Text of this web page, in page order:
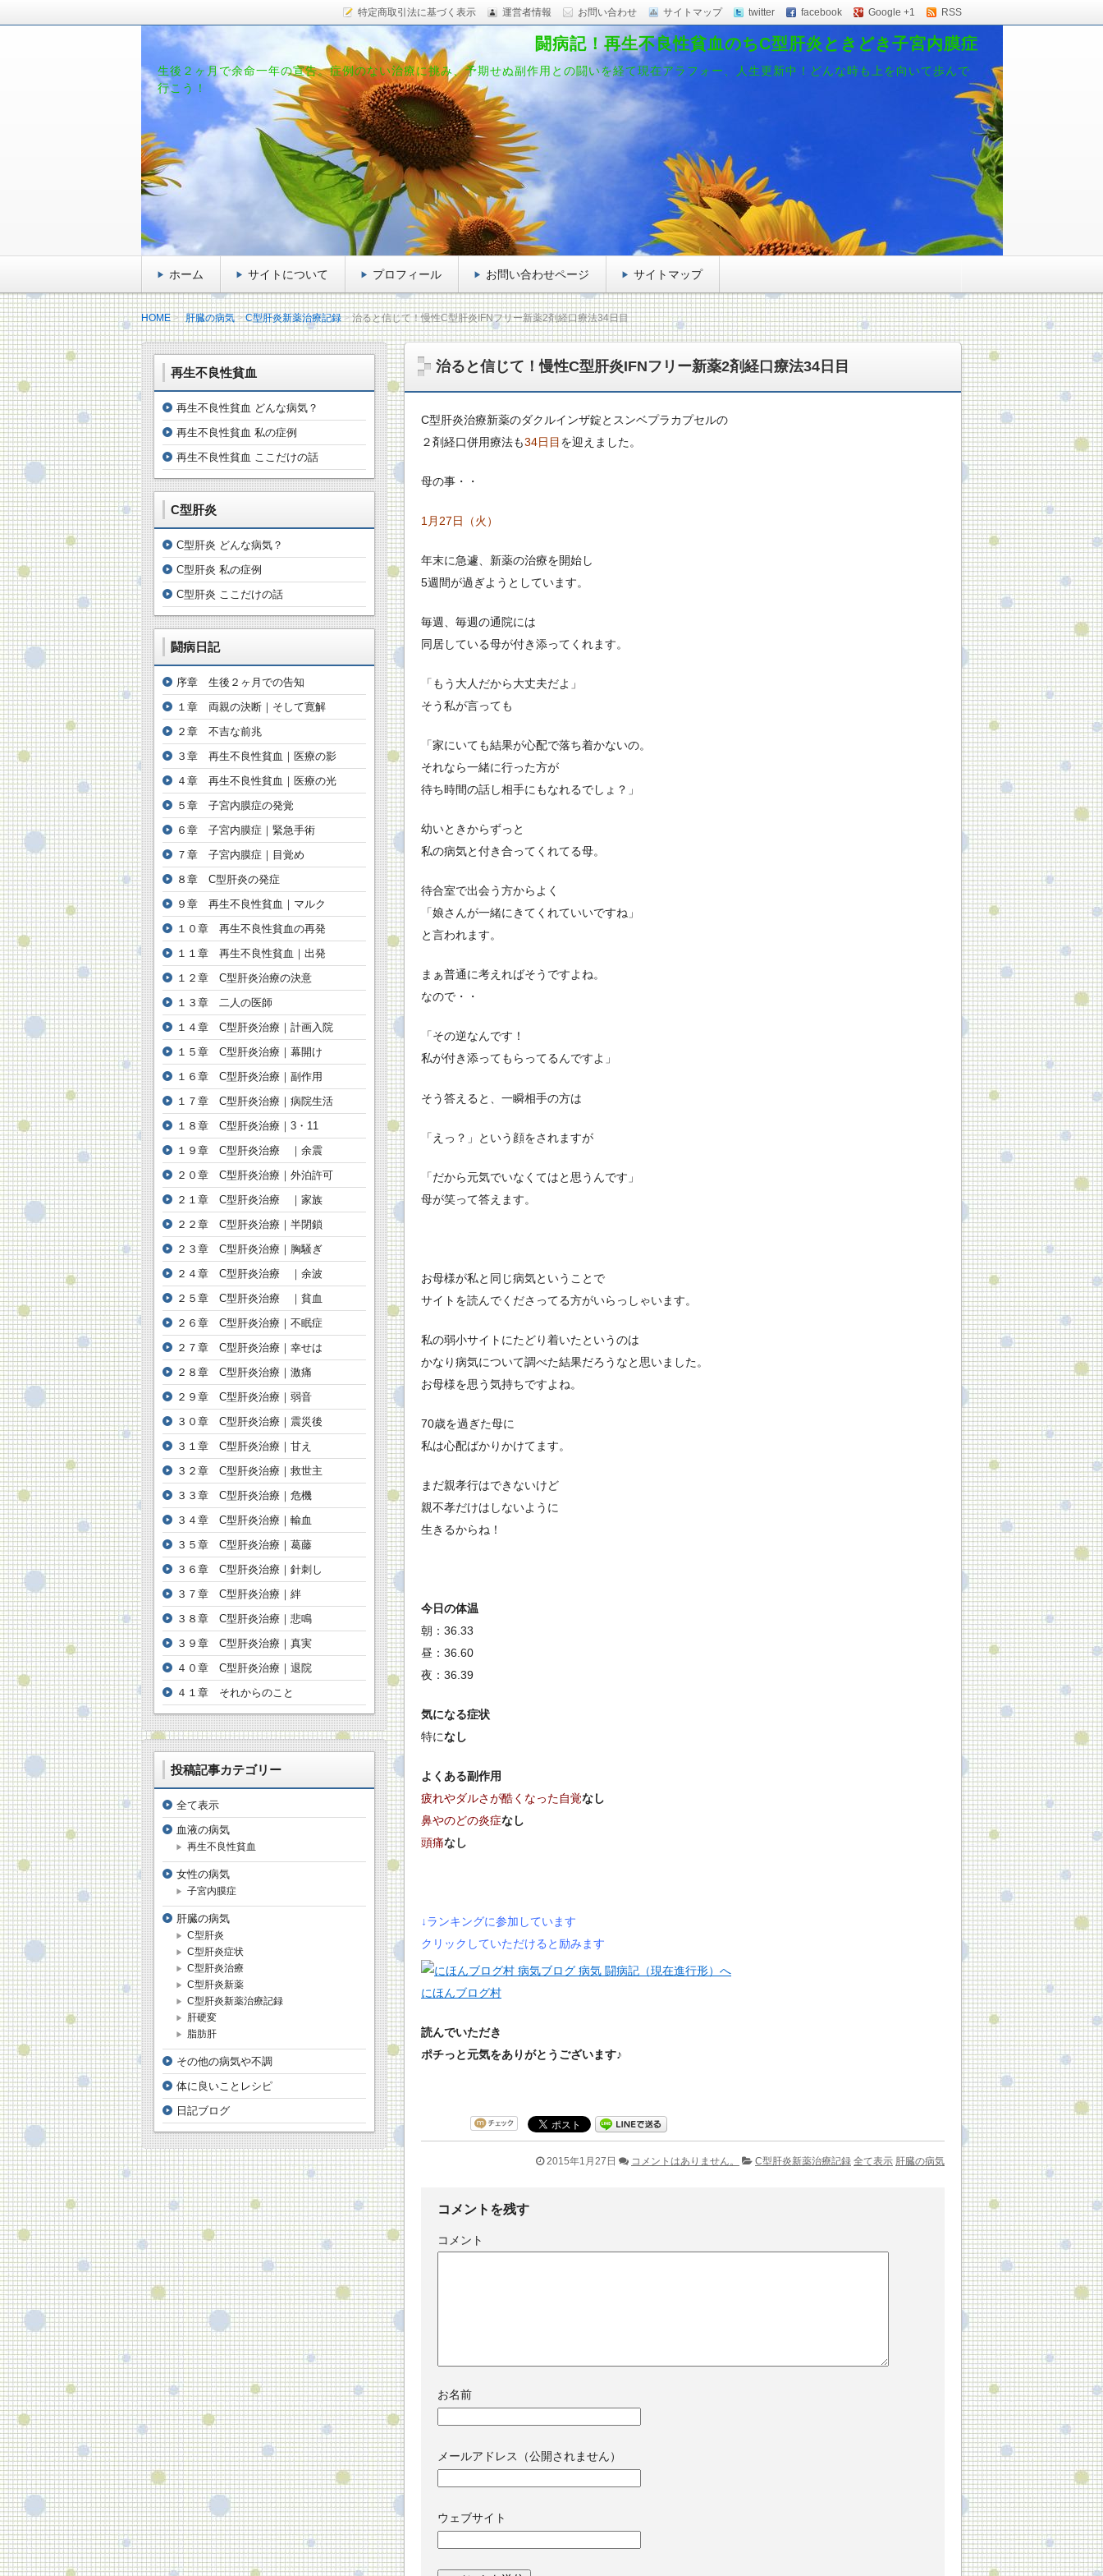
特定商取引法に基づく表示 運営者情報 お問い合わせ サイトマップ twitter facebook Google +1 RSS
闘病記！再生不良性貧血のちC型肝炎ときどき子宮内膜症
生後２ヶ月で余命一年の宣告。症例のない治療に挑み、予期せぬ副作用との闘いを経て現在アラフォー、人生更新中！どんな時も上を向いて歩んで
行こう！
ホーム サイトについて プロフィール お問い合わせページ サイトマップ
HOME 肝臓の病気 C型肝炎新薬治療記録 治ると信じて！慢性C型肝炎IFNフリー新薬2剤経口療法34日目
治ると信じて！慢性C型肝炎IFNフリー新薬2剤経口療法34日目
C型肝炎治療新薬のダクルインザ錠とスンベプラカプセルの
２剤経口併用療法も34日目 を迎えました。
母の事・・
1月27日（火）
年末に急遽、新薬の治療を開始し
5週間が過ぎようとしています。
毎週、毎週の通院には
同居している母が付き添ってくれます。
「もう大人だから大丈夫だよ」
そう私が言っても
「家にいても結果が心配で落ち着かないの。
それなら一緒に行った方が
待ち時間の話し相手にもなれるでしょ？」
幼いときからずっと
私の病気と付き合ってくれてる母。
待合室で出会う方からよく
「娘さんが一緒にきてくれていいですね」
と言われます。
まぁ普通に考えればそうですよね。
なので・・
「その逆なんです！
私が付き添ってもらってるんですよ」
そう答えると、一瞬相手の方は
「えっ？」という顔をされますが
「だから元気でいなくてはと思うんです」
母が笑って答えます。
お母様が私と同じ病気ということで
サイトを読んでくださってる方がいらっしゃいます。
私の弱小サイトにたどり着いたというのは
かなり病気について調べた結果だろうなと思いました。
お母様を思う気持ちですよね。
70歳を過ぎた母に
私は心配ばかりかけてます。
まだ親孝行はできないけど
親不孝だけはしないように
生きるからね！
今日の体温
朝：36.33
昼：36.60
夜：36.39
気になる症状
特になし
よくある副作用
疲れやダルさが酷くなった自覚なし
鼻やのどの炎症なし
頭痛なし
↓ランキングに参加しています
クリックしていただけると励みます
にほんブログ村
読んでいただき
ポチっと元気をありがとうございます♪
2015年1月27日 コメントはありません。 C型肝炎新薬治療記録 全て表示 肝臓の病気
コメントを残す
コメント
お名前
メールアドレス（公開されません）
ウェブサイト
再生不良性貧血
再生不良性貧血 どんな病気？
再生不良性貧血 私の症例
再生不良性貧血 ここだけの話
C型肝炎
C型肝炎 どんな病気？
C型肝炎 私の症例
C型肝炎 ここだけの話
闘病日記
序章 生後２ヶ月での告知
１章 両親の決断｜そして寛解
２章 不吉な前兆
３章 再生不良性貧血｜医療の影
４章 再生不良性貧血｜医療の光
５章 子宮内膜症の発覚
６章 子宮内膜症｜緊急手術
７章 子宮内膜症｜目覚め
８章 C型肝炎の発症
９章 再生不良性貧血｜マルク
１０章 再生不良性貧血の再発
１１章 再生不良性貧血｜出発
１２章 C型肝炎治療の決意
１３章 二人の医師
１４章 C型肝炎治療｜計画入院
１５章 C型肝炎治療｜幕開け
１６章 C型肝炎治療｜副作用
１７章 C型肝炎治療｜病院生活
１８章 C型肝炎治療｜3・11
１９章 C型肝炎治療 ｜余震
２０章 C型肝炎治療｜外泊許可
２１章 C型肝炎治療 ｜家族
２２章 C型肝炎治療｜半閉鎖
２３章 C型肝炎治療｜胸騒ぎ
２４章 C型肝炎治療 ｜余波
２５章 C型肝炎治療 ｜貧血
２６章 C型肝炎治療｜不眠症
２７章 C型肝炎治療｜幸せは
２８章 C型肝炎治療｜激痛
２９章 C型肝炎治療｜弱音
３０章 C型肝炎治療｜震災後
３１章 C型肝炎治療｜甘え
３２章 C型肝炎治療｜救世主
３３章 C型肝炎治療｜危機
３４章 C型肝炎治療｜輸血
３５章 C型肝炎治療｜葛藤
３６章 C型肝炎治療｜針刺し
３７章 C型肝炎治療｜絆
３８章 C型肝炎治療｜悲鳴
３９章 C型肝炎治療｜真実
４０章 C型肝炎治療｜退院
４１章 それからのこと
投稿記事カテゴリー
全て表示
血液の病気
再生不良性貧血
女性の病気
子宮内膜症
肝臓の病気
C型肝炎
C型肝炎症状
C型肝炎治療
C型肝炎新薬
C型肝炎新薬治療記録
肝硬変
脂肪肝
その他の病気や不調
体に良いことレシピ
日記ブログ